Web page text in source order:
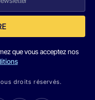
que vous acceptez nos
droits réservés.